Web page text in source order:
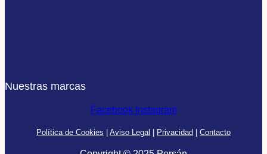
Nuestras marcas
Facebook Instagram
Política de Cookies Aviso Legal Privacidad Contacto